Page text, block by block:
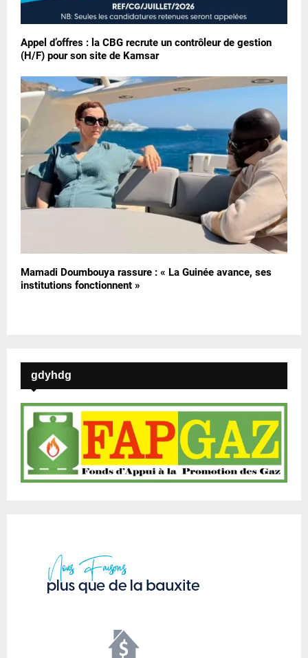
Appel d’offres : la CBG recrute un contrôleur de gestion
(H/F) pour son site de Kamsar
Mamadi Doumbouya rassure : « La Guinée avance, ses
institutions fonctionnent »
gdyhdg